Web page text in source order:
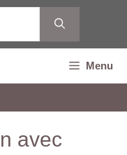
Menu
avec